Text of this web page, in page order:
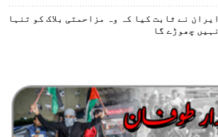
ایران نے ثابت کیا کہ وہ مزاحمتی بلاک کو تنہا
نہیں چھوڑے گا